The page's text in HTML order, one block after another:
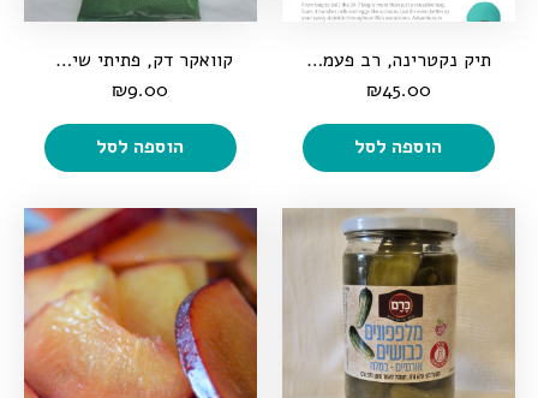
תיק נקטרינה, רב פעמי, מתקפל, רחיץ, בר-קימה
₪45.00
הוספה לסל
קוואקר דק, פתיתי שיבולת שועל אורגנית, 400 גרם
₪9.00
הוספה לסל